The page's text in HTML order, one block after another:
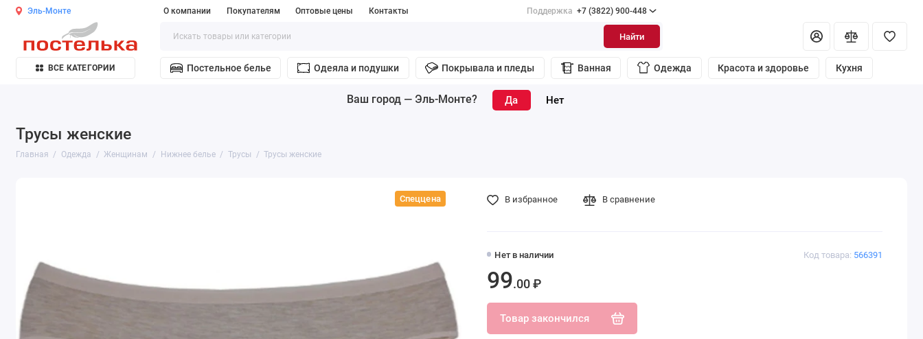
Эль-Монте О компании Покупателям Оптовые цены Контакты Поддержка +7 (3822) 900-448
Найти
ВСЕ КАТЕГОРИИ Постельное белье Одеяла и подушки Покрывала и пледы Ванная Одежда Красота и здоровье Кухня
Ваш город — Эль-Монте?
Трусы женские
Главная Одежда Женщинам Нижнее белье Трусы Трусы женские
Спеццена
Код товара: 566391
Нет в наличии
99.00 ₽
Товар закончился
В избранное В сравнение